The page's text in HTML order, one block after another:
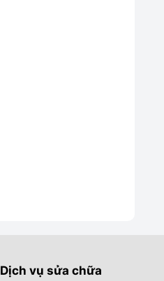
Dịch vụ sửa chữa